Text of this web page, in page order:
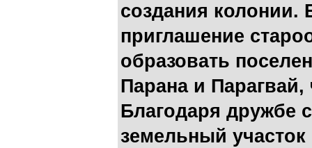
создания колонии.
приглашение
образовать
Парана и
Благодаря дружбе
земельный